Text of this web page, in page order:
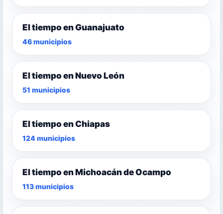
El tiempo en Guanajuato
46 municipios
El tiempo en Nuevo León
51 municipios
El tiempo en Chiapas
124 municipios
El tiempo en Michoacán de Ocampo
113 municipios